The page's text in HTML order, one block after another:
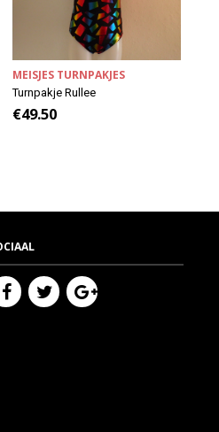
MEISJES TURNPAKJES
Turnpakje Rullee
€49.50